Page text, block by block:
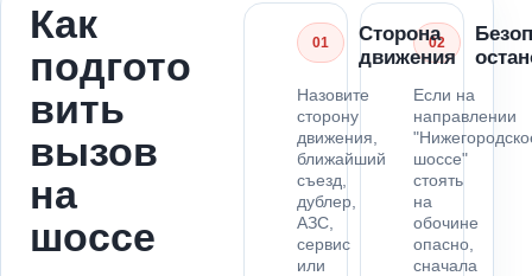
Как
подгото
вить
вызов
на
шоссе
01
Сторона
движения
Назовите
сторону
движения,
ближайший
съезд,
дублер,
АЗС,
сервис
или
02
Если на
направлении
шоссе"
стоять
на
обочине
опасно,
сначала